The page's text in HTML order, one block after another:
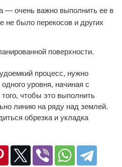
— очень важно выполнить ее в
не было перекосов и других
поверхности.
процесс, нужно
уровня, начиная с
чтобы это выполнить
линию на ряду над землей.
обрезка и укладка